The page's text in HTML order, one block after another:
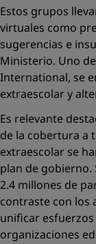
Estos grupos
virtuales como
sugerencias e
Ministerio. Uno
International, se
extraescolar y
Es relevante
de la cobertura a
extraescolar se
plan de gobierno.
2.4 millones de
contraste con los
unificar
organizaciones